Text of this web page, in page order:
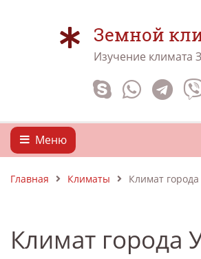
Земной
Изучение климата
Меню
Главная Климаты Климат
Климат города